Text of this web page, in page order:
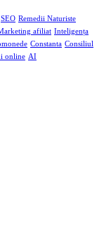
SEO Remedii Naturiste
afiliat Inteligența
Constanta Consiliul
online AI